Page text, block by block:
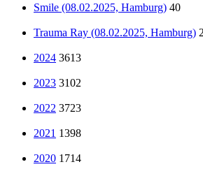
Smile (08.02.2025, Hamburg) 40
Trauma Ray (08.02.2025, Hamburg)
2024 3613
2023 3102
2022 3723
2021 1398
2020 1714